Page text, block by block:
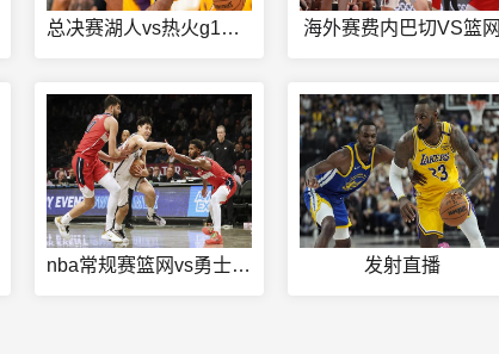
总决赛湖人vs热火g1主场 海外赛费内巴切VS篮网
nba常规赛篮网vs勇士11 发射直播